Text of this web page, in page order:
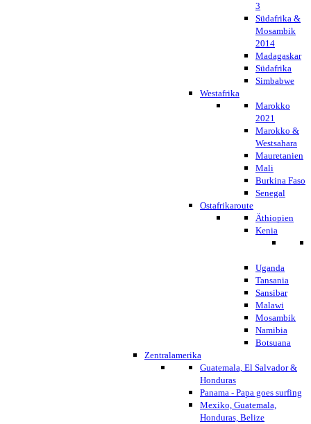
3
Südafrika &
Mosambik
2014
Madagaskar
Südafrika
Simbabwe
Westafrika
Marokko
2021
Marokko &
Westsahara
Mauretanien
Mali
Burkina Faso
Senegal
Ostafrikaroute
Äthiopien
Kenia
Uganda
Tansania
Sansibar
Malawi
Mosambik
Namibia
Botsuana
Zentralamerika
Guatemala, El Salvador &
Honduras
Panama - Papa goes surfing
Mexiko, Guatemala,
Honduras, Belize